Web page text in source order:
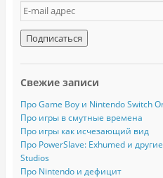
E
-
m
a
i
а
д
р
е
с
Свежие записи
Про Game Boy и Nintendo Switch
Про игры в смутные времена
Про игры как исчезающий вид
Про PowerSlave: Exhumed и
Studios
Про Nintendo и дефицит